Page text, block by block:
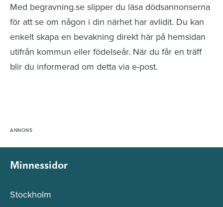
Med begravning.se slipper du läsa dödsannonserna
för att se om någon i din närhet har avlidit. Du kan
enkelt skapa en bevakning direkt här på hemsidan
utifrån kommun eller födelseår. När du får en träff
blir du informerad om detta via e-post.
Minnessidor
Stockholm